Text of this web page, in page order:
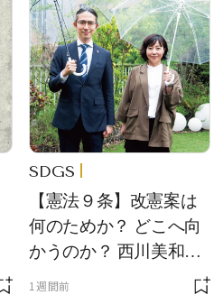
SDGS
【憲法９条】改憲案は
何のためか？ どこへ向
かうのか？ 西川美和さ
んと木村草太さんが読
1週間前